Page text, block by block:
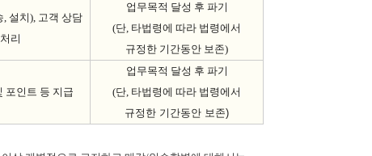
, 설치), 고객 상담
리
업무목적 달성 후 파기
(단, 타법령에 따라 법령에서
규정한 기간동안 보존)
포인트 등 지급
업무목적 달성 후 파기
(단, 타법령에 따라 법령에서
규정한 기간동안 보존)